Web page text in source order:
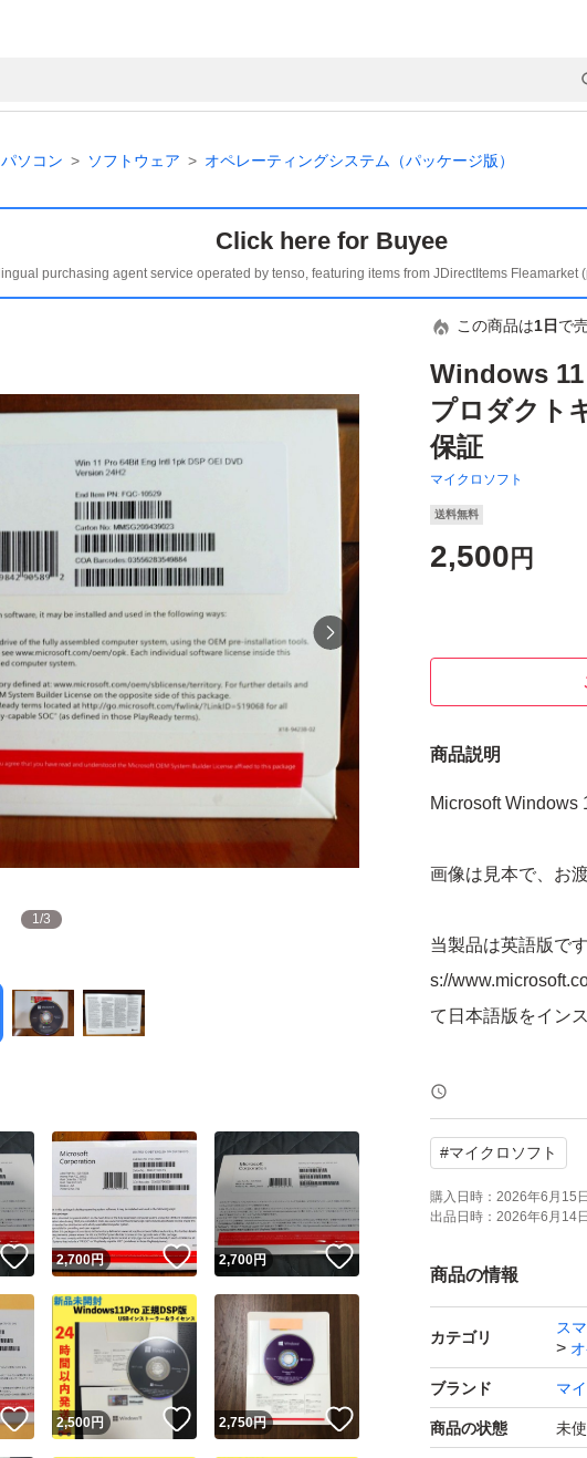
ソコン ソフトウェア オペレーティングシステム（パッケージ版）
Click here for Buyee
purchasing agent service operated by tenso, featuring items from JDirectItems Fleamarket
1/3
この商品は1日 で
Windows
プロダクト
保証
マイクロソフト
送料無料
2,500 円
商品説明
Microsoft Windows
画像は見本で、お
当製品は英語版で
s://
て日本語版をイン
DVDドライブがな
SBメモリにダウン
トキーを入力すれ
プロダクトキー正
#マイクロソフト
購入日時： 2026年6月15
出品日時： 2026年6月14
商品の情報
カテゴリ
ス
ブランド マ
商品の状態 未
いいね！
2,700円 いいね！
2,700円 いいね！
いいね！
2,500円 いいね！
2,750円